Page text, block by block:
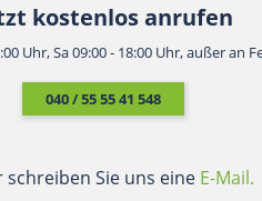
kostenlos anrufen
Uhr, Sa 09:00 - 18:00 Uhr, außer an
040 / 55 55 41 548
Sie uns eine E-Mail.